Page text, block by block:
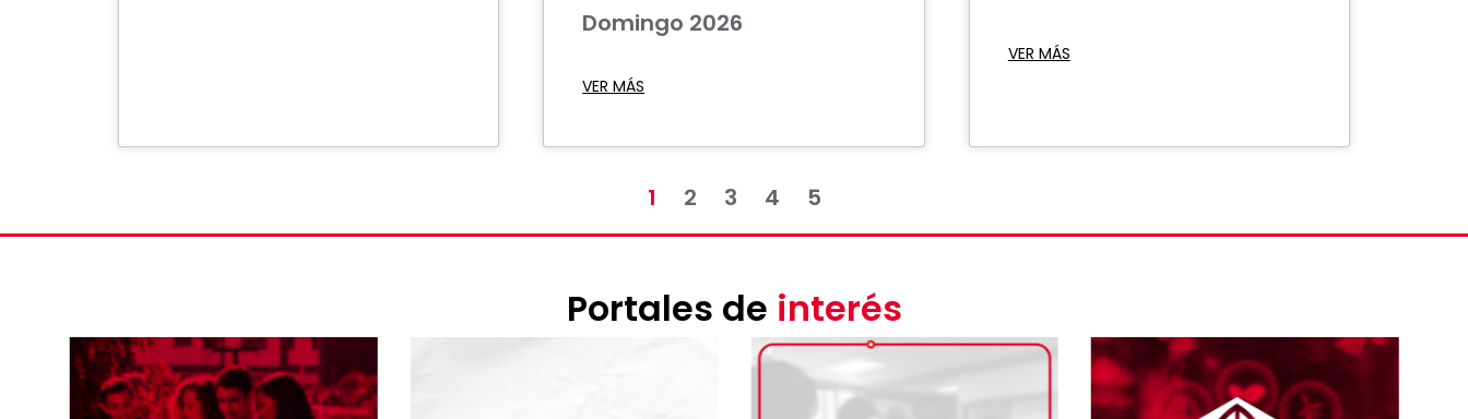
Domingo 2026
VER MÁS
VER MÁS
1 2 3 4 5
Portales de interés